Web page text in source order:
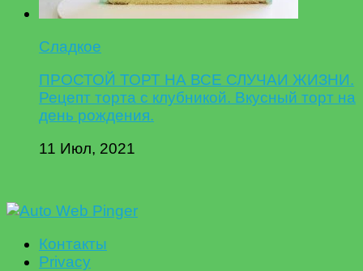
Сладкое
ПРОСТОЙ ТОРТ НА ВСЕ СЛУЧАИ ЖИЗНИ.
Рецепт торта с клубникой. Вкусный торт на
день рождения.
11 Июл, 2021
Контакты
Privacy